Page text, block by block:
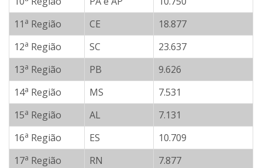
11 a Região CE
18.877
12a Região SC
23.637
13a Região PB
9.626
14a Região MS
7.531
15a Região AL
7.131
16a Região ES
10.709
17a Região RN
7.877